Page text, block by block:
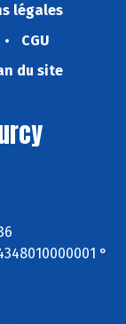
légales
CGU
du site
°